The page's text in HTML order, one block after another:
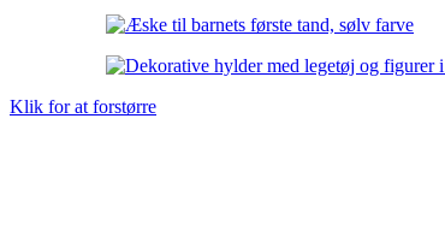
Klik for at forstørre